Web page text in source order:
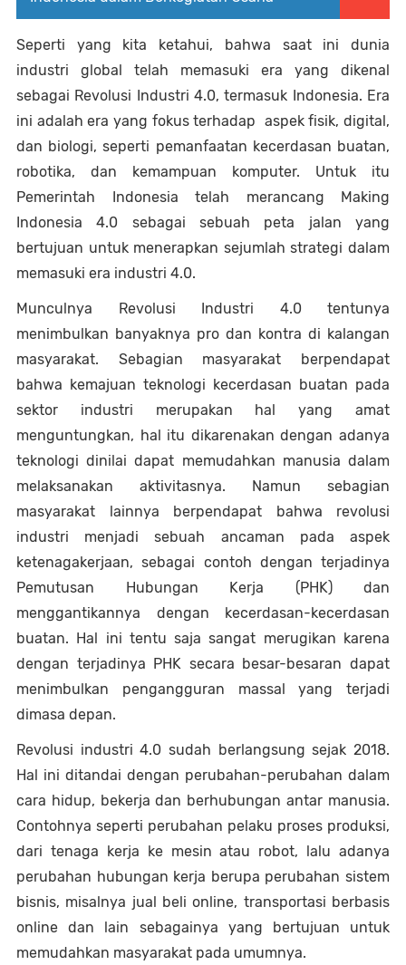
Seperti yang kita ketahui, bahwa saat ini dunia
industri global telah memasuki era yang dikenal
sebagai Revolusi Industri 4.0, termasuk Indonesia. Era
ini adalah era yang fokus terhadap  aspek fisik, digital,
dan biologi, seperti pemanfaatan kecerdasan buatan,
robotika, dan kemampuan komputer. Untuk itu
Pemerintah Indonesia telah merancang Making
Indonesia 4.0 sebagai sebuah peta jalan yang
bertujuan untuk menerapkan sejumlah strategi dalam
memasuki era industri 4.0.
Munculnya Revolusi Industri 4.0 tentunya
menimbulkan banyaknya pro dan kontra di kalangan
masyarakat. Sebagian masyarakat berpendapat
bahwa kemajuan teknologi kecerdasan buatan pada
sektor industri merupakan hal yang amat
menguntungkan, hal itu dikarenakan dengan adanya
teknologi dinilai dapat memudahkan manusia dalam
melaksanakan aktivitasnya. Namun sebagian
masyarakat lainnya berpendapat bahwa revolusi
industri menjadi sebuah ancaman pada aspek
ketenagakerjaan, sebagai contoh dengan terjadinya
Pemutusan Hubungan Kerja (PHK) dan
menggantikannya dengan kecerdasan-kecerdasan
buatan. Hal ini tentu saja sangat merugikan karena
dengan terjadinya PHK secara besar-besaran dapat
menimbulkan pengangguran massal yang terjadi
dimasa depan.
Revolusi industri 4.0 sudah berlangsung sejak 2018.
Hal ini ditandai dengan perubahan-perubahan dalam
cara hidup, bekerja dan berhubungan antar manusia.
Contohnya seperti perubahan pelaku proses produksi,
dari tenaga kerja ke mesin atau robot, lalu adanya
perubahan hubungan kerja berupa perubahan sistem
bisnis, misalnya jual beli online, transportasi berbasis
online dan lain sebagainya yang bertujuan untuk
memudahkan masyarakat pada umumnya.